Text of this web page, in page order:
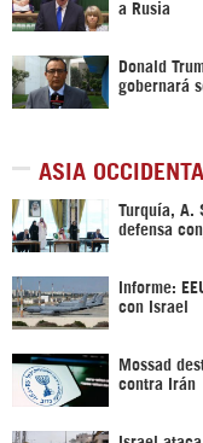
a Rusia
Donald
gobernará
ASIA
Turquía, A.
defensa
Informe:
con Israel
Mossad
contra Irán
Israel